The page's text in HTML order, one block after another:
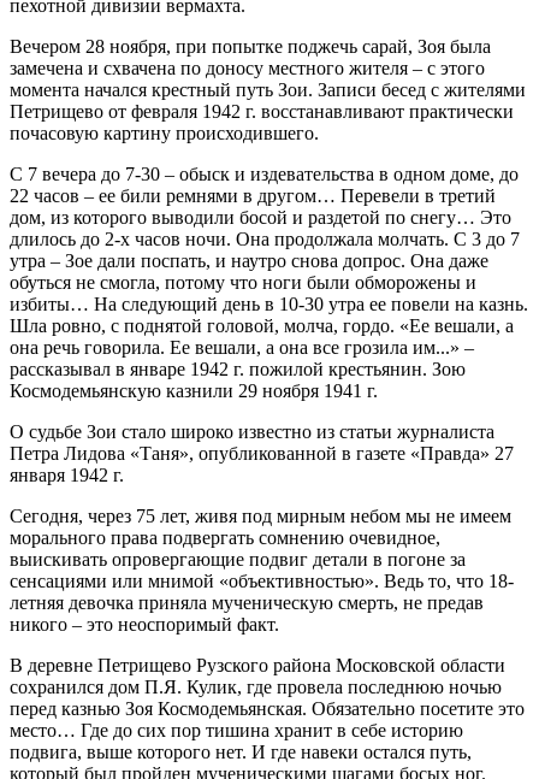
пехотной дивизии вермахта.
Вечером 28 ноября, при попытке поджечь сарай, Зоя была
замечена и схвачена по доносу местного жителя – с этого
момента начался крестный путь Зои. Записи бесед с жителями
Петрищево от февраля 1942 г. восстанавливают практически
почасовую картину происходившего.
С 7 вечера до 7-30 – обыск и издевательства в одном доме, до
22 часов – ее били ремнями в другом… Перевели в третий
дом, из которого выводили босой и раздетой по снегу… Это
длилось до 2-х часов ночи. Она продолжала молчать. С 3 до 7
утра – Зое дали поспать, и наутро снова допрос. Она даже
обуться не смогла, потому что ноги были обморожены и
избиты… На следующий день в 10-30 утра ее повели на казнь.
Шла ровно, с поднятой головой, молча, гордо. «Ее вешали, а
она речь говорила. Ее вешали, а она все грозила им...» –
рассказывал в январе 1942 г. пожилой крестьянин. Зою
Космодемьянскую казнили 29 ноября 1941 г.
О судьбе Зои стало широко известно из статьи журналиста
Петра Лидова «Таня», опубликованной в газете «Правда» 27
января 1942 г.
Сегодня, через 75 лет, живя под мирным небом мы не имеем
морального права подвергать сомнению очевидное,
выискивать опровергающие подвиг детали в погоне за
сенсациями или мнимой «объективностью». Ведь то, что 18-
летняя девочка приняла мученическую смерть, не предав
никого – это неоспоримый факт.
В деревне Петрищево Рузского района Московской области
сохранился дом П.Я. Кулик, где провела последнюю ночью
перед казнью Зоя Космодемьянская. Обязательно посетите это
место… Где до сих пор тишина хранит в себе историю
подвига, выше которого нет. И где навеки остался путь,
который был пройден мученическими шагами босых ног.